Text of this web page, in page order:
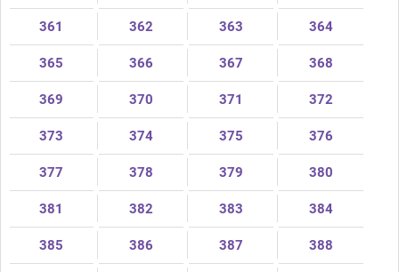
361 362 363 364
365 366 367 368
369 370 371 372
373 374 375 376
377 378 379 380
381 382 383 384
385 386 387 388